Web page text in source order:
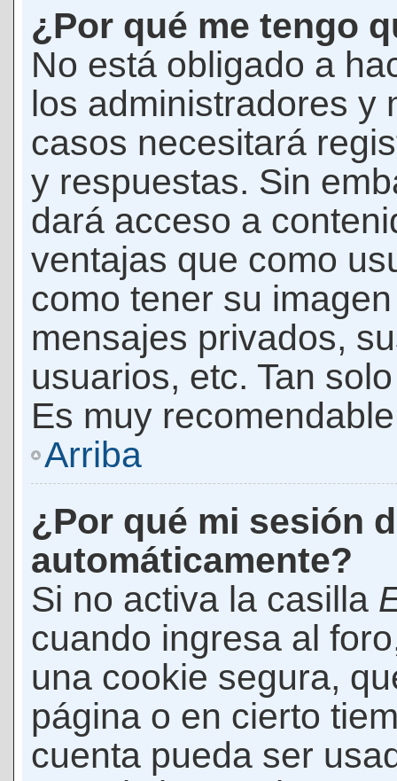
¿Por qué me tengo
No está obligado a
los administradores y
casos necesitará
y respuestas. Sin
dará acceso a
ventajas que como
como tener su
mensajes privados,
usuarios, etc. Tan
Es muy
Arriba
¿Por qué mi sesión
automáticamente?
Si no activa la casilla
cuando ingresa al
una cookie segura,
página o en cierto
cuenta pueda ser